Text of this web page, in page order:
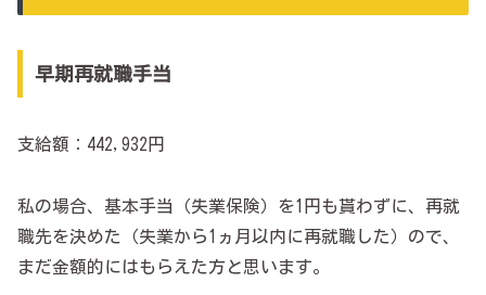
早期再就職手当
支給額：442,932円
私の場合、基本手当（失業保険）を1円も貰わずに、再就
職先を決めた（失業から1ヵ月以内に再就職した）ので、
まだ金額的にはもらえた方と思います。